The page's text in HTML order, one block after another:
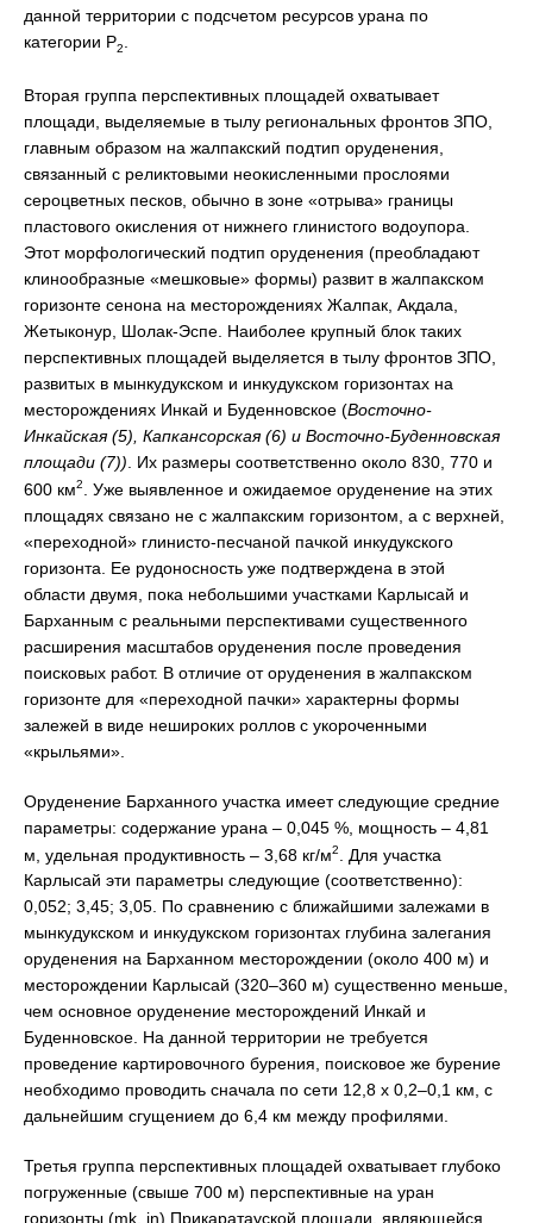
данной территории с подсчетом ресурсов урана по
категории Р2
Вторая группа перспективных площадей охватывает
площади, выделяемые в тылу региональных фронтов ЗПО,
главным образом на жалпакский подтип оруденения,
связанный с реликтовыми неокисленными прослоями
сероцветных песков, обычно в зоне «отрыва» границы
пластового окисления от нижнего глинистого водоупора.
Этот морфологический подтип оруденения (преобладают
клинообразные «мешковые» формы) развит в жалпакском
горизонте сенона на месторождениях Жалпак, Акдала,
Жетыконур, Шолак-Эспе. Наиболее крупный блок таких
перспективных площадей выделяется в тылу фронтов ЗПО,
развитых в мынкудукском и инкудукском горизонтах на
месторождениях Инкай и Буденновское (Восточно-
Инкайская (5), Капкансорская (6) и Восточно-Буденновская
площади (7)) . Их размеры соответственно около 830, 770 и
600 км2
. Уже выявленное и ожидаемое оруденение на этих
площадях связано не с жалпакским горизонтом, а с верхней,
«переходной» глинисто-песчаной пачкой инкудукского
горизонта. Ее рудоносность уже подтверждена в этой
области двумя, пока небольшими участками Карлысай и
Барханным с реальными перспективами существенного
расширения масштабов оруденения после проведения
поисковых работ. В отличие от оруденения в жалпакском
горизонте для «переходной пачки» характерны формы
залежей в виде нешироких роллов с укороченными
«крыльями».
Оруденение Барханного участка имеет следующие средние
параметры: содержание урана – 0,045 %, мощность – 4,81
м, удельная продуктивность – 3,68 кг/м2
. Для участка
Карлысай эти параметры следующие (соответственно):
0,052; 3,45; 3,05. По сравнению с ближайшими залежами в
мынкудукском и инкудукском горизонтах глубина залегания
оруденения на Барханном месторождении (около 400 м) и
месторождении Карлысай (320–360 м) существенно меньше,
чем основное оруденение месторождений Инкай и
Буденновское. На данной территории не требуется
проведение картировочного бурения, поисковое же бурение
необходимо проводить сначала по сети 12,8 х 0,2–0,1 км, с
дальнейшим сгущением до 6,4 км между профилями.
Третья группа перспективных площадей охватывает глубоко
погруженные (свыше 700 м) перспективные на уран
горизонты (mk, in) Прикаратауской площади, являющейся